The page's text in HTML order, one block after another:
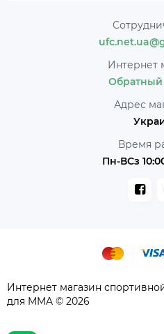
Интернет
Обратный
Адрес
Время
Пн-ВСз
Интернет магазин
для MMA © 2026